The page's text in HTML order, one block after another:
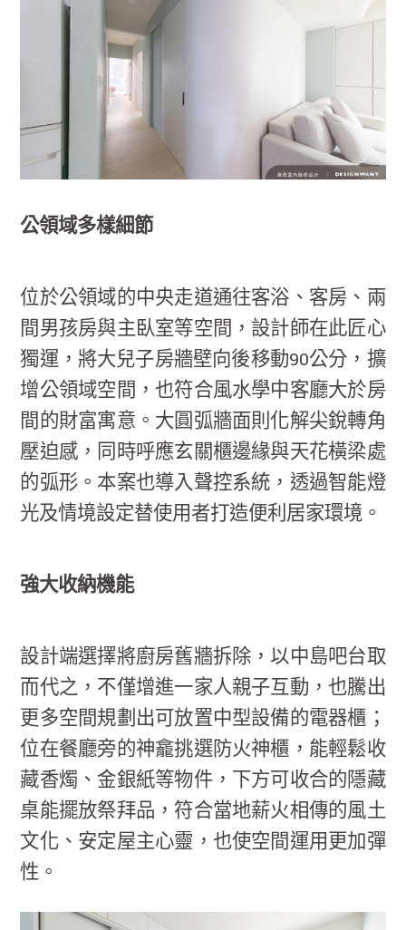
公領域多樣細節
位於公領域的中央走道通往客浴、客房、兩
間男孩房與主臥室等空間，設計師在此匠心
獨運，將大兒子房牆壁向後移動90公分，擴
增公領域空間，也符合風水學中客廳大於房
間的財富寓意。大圓弧牆面則化解尖銳轉角
壓迫感，同時呼應玄關櫃邊緣與天花橫梁處
的弧形。本案也導入聲控系統，透過智能燈
光及情境設定替使用者打造便利居家環境。
強大收納機能
設計端選擇將廚房舊牆拆除，以中島吧台取
而代之，不僅增進一家人親子互動，也騰出
更多空間規劃出可放置中型設備的電器櫃；
位在餐廳旁的神龕挑選防火神櫃，能輕鬆收
藏香燭、金銀紙等物件，下方可收合的隱藏
桌能擺放祭拜品，符合當地薪火相傳的風土
文化、安定屋主心靈，也使空間運用更加彈
性。